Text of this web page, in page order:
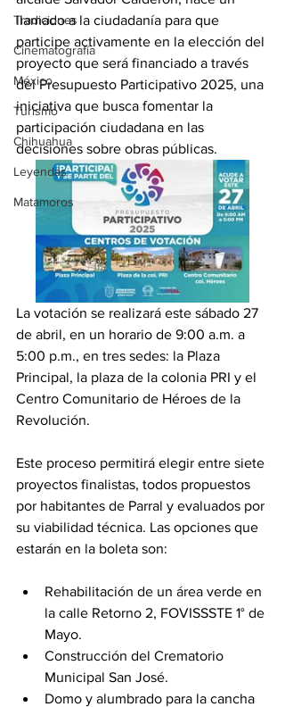
Tradiciones
Cinematografía
México
Turismo
Chihuahua
Leyendas
Matamoros
llamado a la ciudadanía para que
participe activamente en la elección del
proyecto que será financiado a través
del Presupuesto Participativo 2025, una
iniciativa que busca fomentar la
participación ciudadana en las
decisiones sobre obras públicas.
La votación se realizará este sábado 27
de abril, en un horario de 9:00 a.m. a
5:00 p.m., en tres sedes: la Plaza
Principal, la plaza de la colonia PRI y el
Centro Comunitario de Héroes de la
Revolución.
Este proceso permitirá elegir entre siete
proyectos finalistas, todos propuestos
por habitantes de Parral y evaluados por
su viabilidad técnica. Las opciones que
estarán en la boleta son:
Rehabilitación de un área verde en
la calle Retorno 2, FOVISSSTE 1° de
Mayo.
Construcción del Crematorio
Municipal San José.
Domo y alumbrado para la cancha